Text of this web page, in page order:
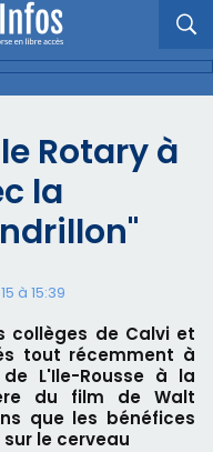
Rotary à
la
à 15:39
collèges de Calvi et
tout récemment à
L'Ile-Rousse à la
du film de Walt
que les bénéfices
le cerveau